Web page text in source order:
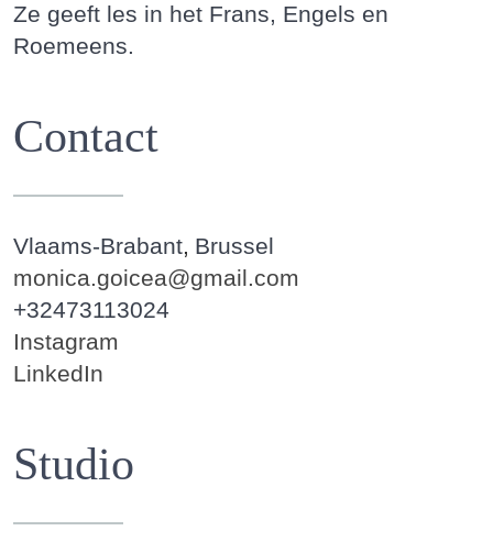
Ze geeft les in het Frans, Engels en
Roemeens.
Contact
Vlaams-Brabant Brussel
monica.goicea@gmail.com
+32473113024
Instagram
LinkedIn
Studio